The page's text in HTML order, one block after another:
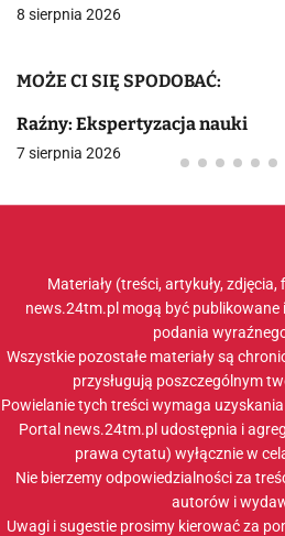
8 sierpnia 2026
MOŻE CI SIĘ SPODOBAĆ:
Raźny: Ekspertyzacja nauki
7 sierpnia 2026
Materiały (treści, artykuły,
news.24tm.pl mogą być publikowane
podania
Wszystkie pozostałe materiały są
przysługują poszczególnym
Powielanie tych treści wymaga
Portal news.24tm.pl udostępnia i
prawa cytatu) wyłącznie w
Nie bierzemy odpowiedzialności za
autorów i
Uwagi i sugestie prosimy kierować za